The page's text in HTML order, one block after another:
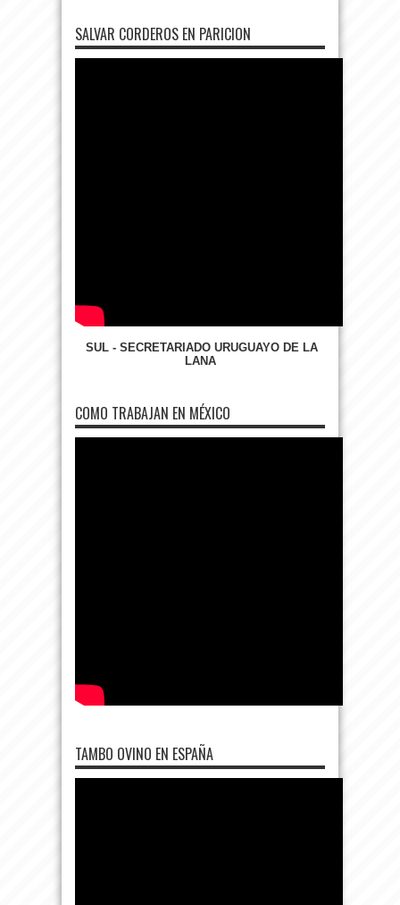
SALVAR CORDEROS EN PARICION
SUL - SECRETARIADO URUGUAYO DE LA
LANA
COMO TRABAJAN EN MÉXICO
TAMBO OVINO EN ESPAÑA